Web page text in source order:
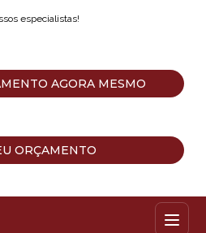
especialistas!
AGORA MESMO
ORÇAMENTO